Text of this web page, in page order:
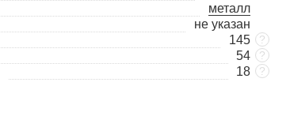
металл
не указан
145 ?
54 ?
18 ?